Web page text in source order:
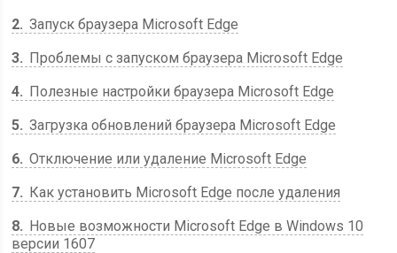
2 Запуск браузера Microsoft Edge
3
Проблемы с запуском браузера Microsoft Edge
4
Полезные настройки браузера Microsoft Edge
5 Загрузка обновлений браузера Microsoft Edge
6 Отключение или удаление Microsoft Edge
7
Как установить Microsoft Edge после удаления
8
Новые возможности Microsoft Edge в Windows 10
версии 1607